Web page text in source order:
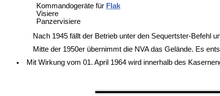
Kommandogeräte für Flak
Visiere
Panzervisiere
Nach 1945 fällt der Betrieb unter den Sequertster-Befehl
Mitte der 1950er übernimmt die NVA das Gelände. Es
Mit Wirkung vom 01. April 1964 wird innerhalb des